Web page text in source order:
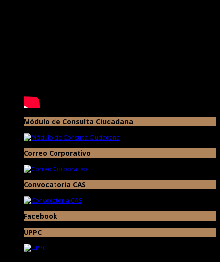
Módulo de Consulta Ciudadana
Correo Corporativo
Convocatoria CAS
Facebook
UPPC